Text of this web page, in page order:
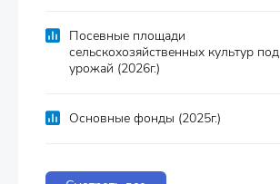
Посевные площади
сельскохозяйственных культур под
урожай (2026г.)
Основные фонды (2025г.)